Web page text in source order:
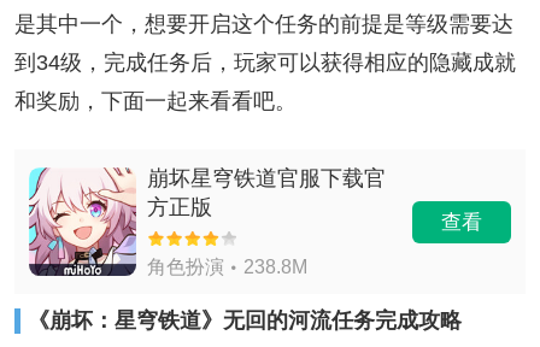
是其中一个，想要开启这个任务的前提是等级需要达
到34级，完成任务后，玩家可以获得相应的隐藏成就
和奖励，下面一起来看看吧。
崩坏星穹铁道官服下载官
方正版
角色扮演 238.8M
查看
《崩坏：星穹铁道》无回的河流任务完成攻略